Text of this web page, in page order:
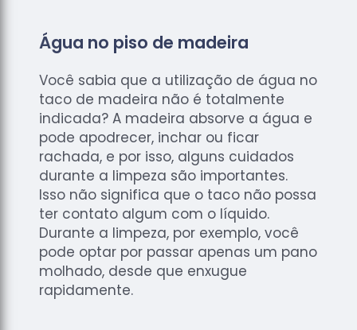
Água no piso de madeira
Você sabia que a utilização de água no
taco de madeira não é totalmente
indicada? A madeira absorve a água e
pode apodrecer, inchar ou ficar
rachada, e por isso, alguns cuidados
durante a limpeza são importantes.
Isso não significa que o taco não possa
ter contato algum com o líquido.
Durante a limpeza, por exemplo, você
pode optar por passar apenas um pano
molhado, desde que enxugue
rapidamente.